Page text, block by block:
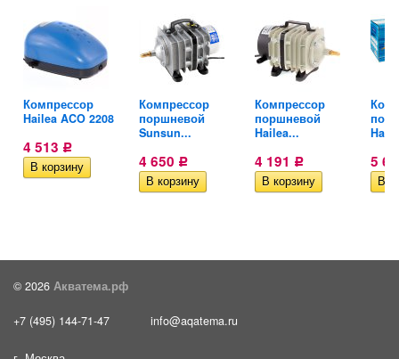
Компрессор
Hailea ACO 2208
4 513 Р
Компрессор
поршневой
Sunsun...
4 650 Р
Компрессор
поршневой
Hailea...
4 191 Р 5
© 2026 Акватема.рф
+7 (495) 144-71-47 info@aqatema.ru